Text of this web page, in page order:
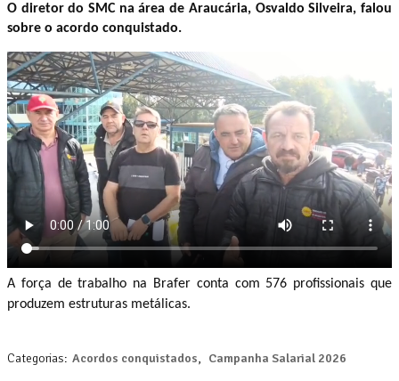
O diretor do SMC na área de Araucária, Osvaldo Silveira, falou
sobre o acordo conquistado.
A força de trabalho na Brafer conta com 576 profissionais que
produzem estruturas metálicas.
Categorias: Acordos conquistados, Campanha Salarial 2026